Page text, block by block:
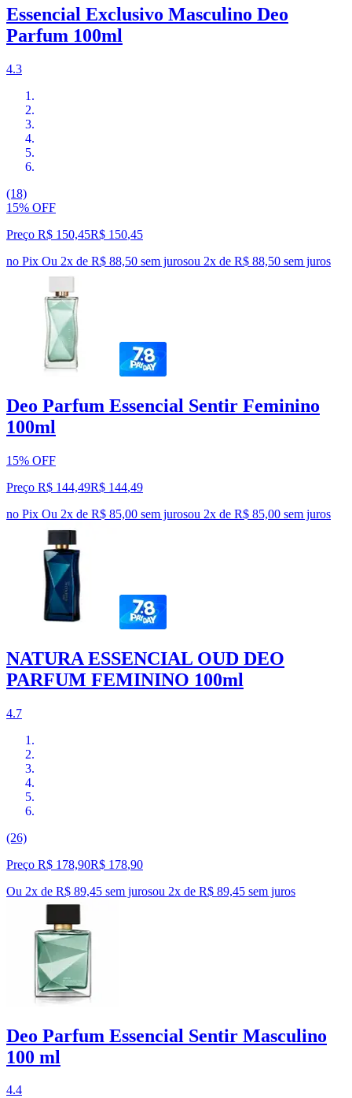
Essencial Exclusivo Masculino Deo
Parfum 100ml
4.3
(18)
15% OFF
Preço R$ 150,45R$ 150,45
no Pix Ou 2x de R$ 88,50 sem jurosou 2x de R$ 88,50 sem juros
Deo Parfum Essencial Sentir Feminino
100ml
15% OFF
Preço R$ 144,49R$ 144,49
no Pix Ou 2x de R$ 85,00 sem jurosou 2x de R$ 85,00 sem juros
NATURA ESSENCIAL OUD DEO
PARFUM FEMININO 100ml
4.7
(26)
Preço R$ 178,90R$ 178,90
Ou 2x de R$ 89,45 sem jurosou 2x de R$ 89,45 sem juros
Deo Parfum Essencial Sentir Masculino
100 ml
4.4